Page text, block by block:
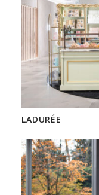
LADURÉE